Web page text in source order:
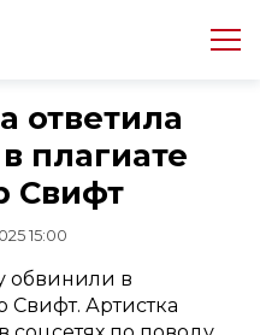
ответила
плагиате
Свифт
15:00
обвинили в
Свифт. Артистка